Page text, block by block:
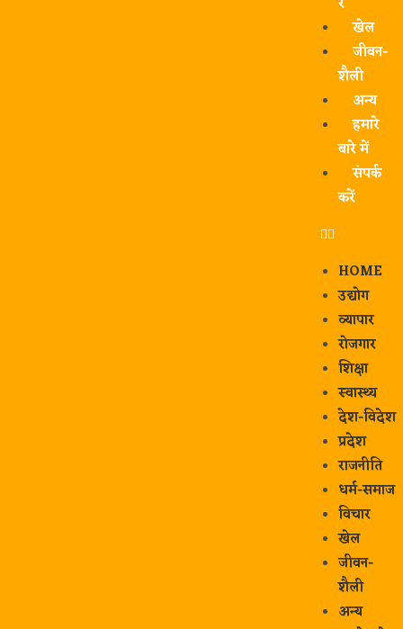
खेल
जीवन-
शैली
अन्य
हमारे
बारे में
संपर्क
करें
HOME
उद्योग
व्यापार
रोजगार
शिक्षा
स्वास्थ्य
देश-विदेश
प्रदेश
राजनीति
धर्म-समाज
विचार
खेल
जीवन-
शैली
अन्य